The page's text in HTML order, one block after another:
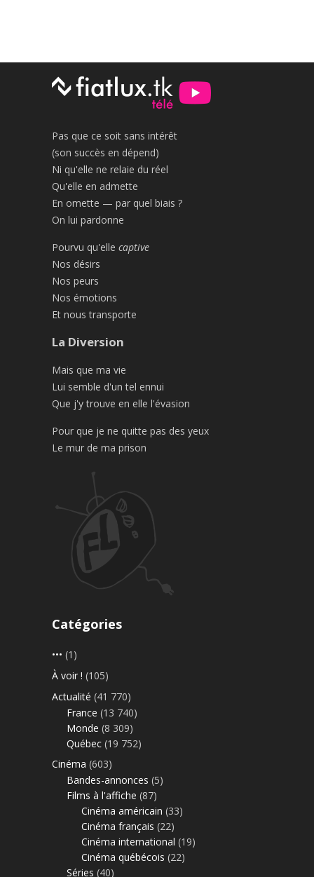
Pas que ce soit sans intérêt
(son succès en dépend)
Ni qu'elle ne relaie du réel
Qu'elle en admette
En omette — par quel biais ?
On lui pardonne
Pourvu qu'elle captive
Nos désirs
Nos peurs
Nos émotions
Et nous transporte
La Diversion
Mais que ma vie
Lui semble d'un tel ennui
Que j'y trouve en elle l'évasion
Pour que je ne quitte pas des yeux
Le mur de ma prison
Catégories
••• (1)
À voir ! (105)
Actualité (41 770)
France (13 740)
Monde (8 309)
Québec (19 752)
Cinéma (603)
Bandes-annonces (5)
Films à l'affiche (87)
Cinéma américain (33)
Cinéma français (22)
Cinéma international (19)
Cinéma québécois (22)
Séries (40)